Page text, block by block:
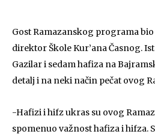
Gost Ramazanskog programa
direktor Škole Kur’ana Časnog.
Gazilar i sedam hafiza na
detalj i na neki način pečat ovog
-Hafizi i hifz ukras su ovog
spomenuo važnost hafiza i hifza.